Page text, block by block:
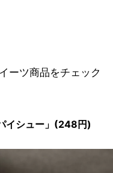
ーツ商品をチェック
イシュー」(248円)